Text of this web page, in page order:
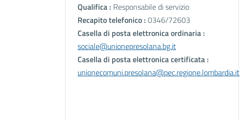
Qualifica : Responsabile di servizio
Recapito telefonico : 0346/72603
Casella di posta elettronica ordinaria :
sociale@unionepresolana.bg.it
Casella di posta elettronica certificata :
unionecomuni.presolana@pec.regione.lombardia.it